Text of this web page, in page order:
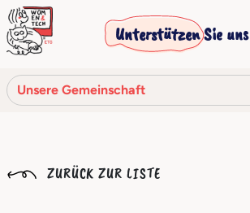
Unterstützen Sie uns
Unsere Gemeinschaft
Unsere Geschichte
ZURÜCK ZUR LISTE